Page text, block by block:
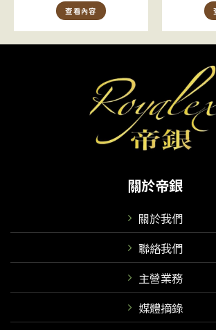
查看內容
關於帝銀
關於我們
聯絡我們
主營業務
媒體摘錄